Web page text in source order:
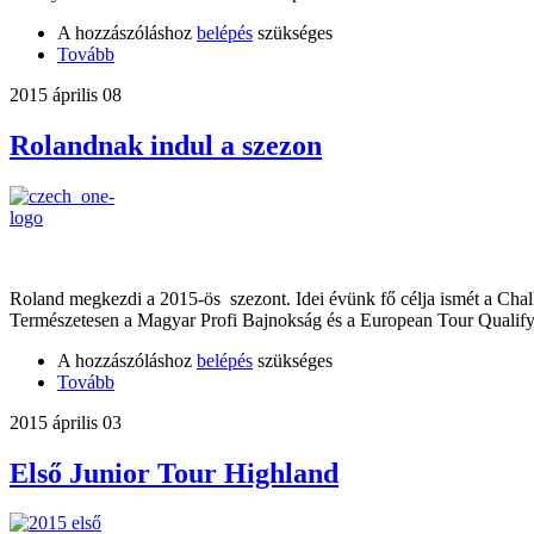
A hozzászóláshoz belépés szükséges
Tovább
2015 április 08
Rolandnak indul a szezon
Roland megkezdi a 2015-ös szezont. Idei évünk fő célja ismét a
Természetesen a Magyar Profi Bajnokság és a European Tour
A hozzászóláshoz belépés szükséges
Tovább
2015 április 03
Első Junior Tour Highland